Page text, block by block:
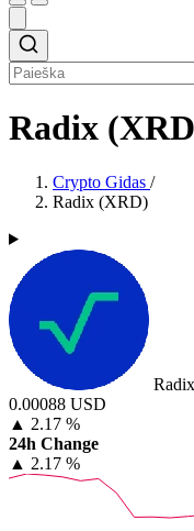
Radix
Crypto Gidas /
Radix (XRD)
Radix
0.00088 USD
▲ 2.17 %
24h Change
▲ 2.17 %